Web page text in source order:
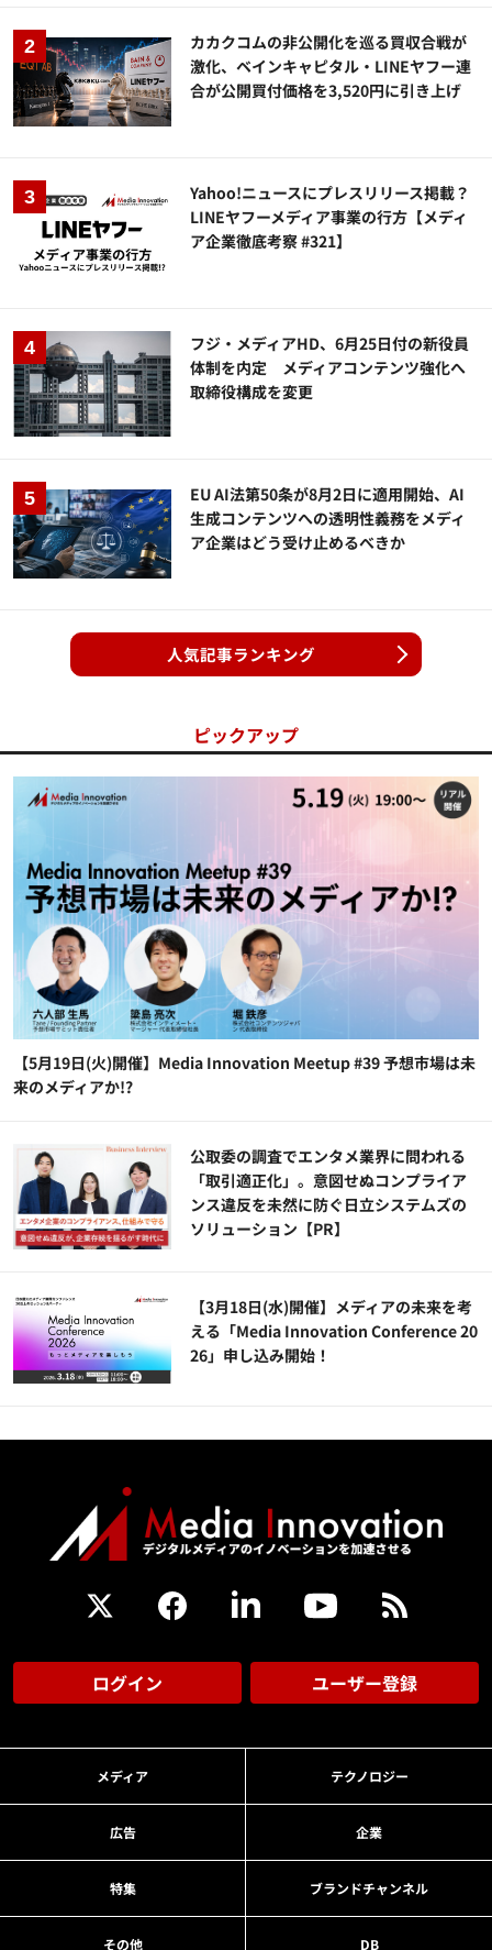
カカクコムの非公開化を巡る買収合戦が
激化、ベインキャピタル・LINEヤフー連
合が公開買付価格を3,520円に引き上げ
Yahoo!ニュースにプレスリリース掲載？
LINEヤフーメディア事業の行方【メディ
ア企業徹底考察 #321】
フジ・メディアHD、6月25日付の新役員
体制を内定 メディアコンテンツ強化へ
取締役構成を変更
EU AI法第50条が8月2日に適用開始、AI
生成コンテンツへの透明性義務をメディ
ア企業はどう受け止めるべきか
人気記事ランキング
ピックアップ
【5月19日(火)開催】Media Innovation Meetup #39 予想市場は未
来のメディアか!?
公​​取委の調査でエンタメ業界に問われる
「取引適正化」。意図せぬコンプライア
ンス違反を未然に防ぐ日立システムズの
ソリューション​【PR】
【3月18日(水)開催】メディアの未来を考
える「Media Innovation Conference 20
26」申し込み開始！
ログイン ユーザー登録
メディア テクノロジー
広告 企業
特集 ブランドチャンネル
その他 DB